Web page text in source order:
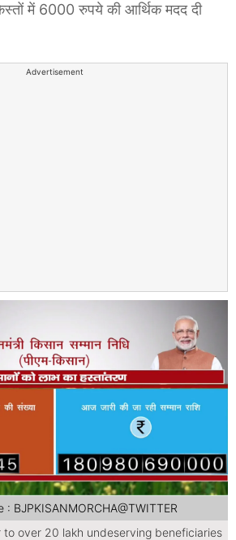
में 6000 रुपये की आर्थिक मदद दी
Advertisement
to over 20 lakh undeserving beneficiaries
: BJPKISANMORCHA@TWITTER